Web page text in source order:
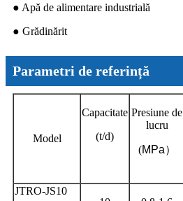
● Apă de alimentare industrială
● Grădinărit
Parametri de referință
Model
Capacitate
(t/d)
Presiune de
lucru
(MPa）
JTRO-JS10